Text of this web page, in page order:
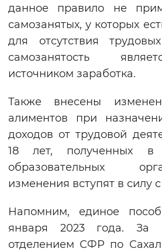
данное правило не
самозанятых, у которых
для отсутствия
самозанятость
источником заработка.
Также внесены
алиментов при
доходов от трудовой
18 лет, полученных
образовательных
изменения вступят в силу
Напомним, единое
января 2023 года. За
отделением СФР по